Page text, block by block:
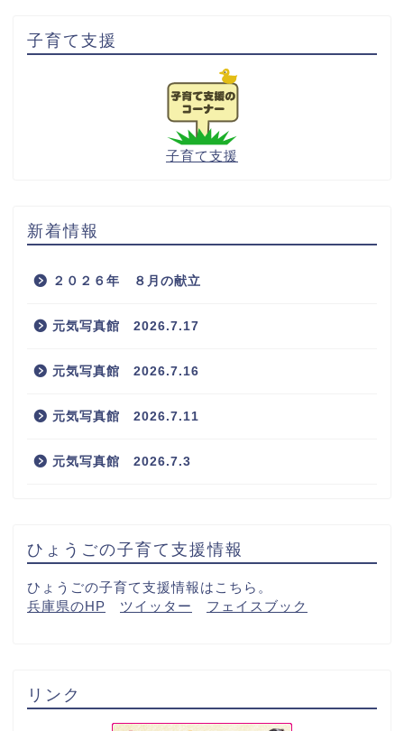
子育て支援
子育て支援
新着情報
２０２６年 ８月の献立
元気写真館 2026.7.17
元気写真館 2026.7.16
元気写真館 2026.7.11
元気写真館 2026.7.3
ひょうごの子育て支援情報
ひょうごの子育て支援情報はこちら。
兵庫県のHP
ツイッター フェイスブック
リンク